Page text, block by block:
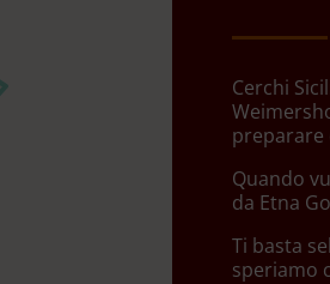
Cerchi
preparare
Quando
da Etna
Ti basta
speriamo